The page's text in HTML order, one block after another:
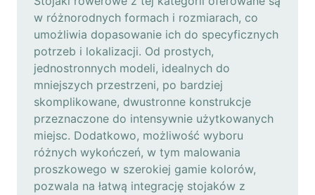
w różnorodnych formach i rozmiarach, co
umożliwia dopasowanie ich do specyficznych
potrzeb i lokalizacji. Od prostych,
jednostronnych modeli, idealnych do
mniejszych przestrzeni, po bardziej
skomplikowane, dwustronne konstrukcje
przeznaczone do intensywnie użytkowanych
miejsc. Dodatkowo, możliwość wyboru
różnych wykończeń, w tym malowania
proszkowego w szerokiej gamie kolorów,
pozwala na łatwą integrację stojaków z